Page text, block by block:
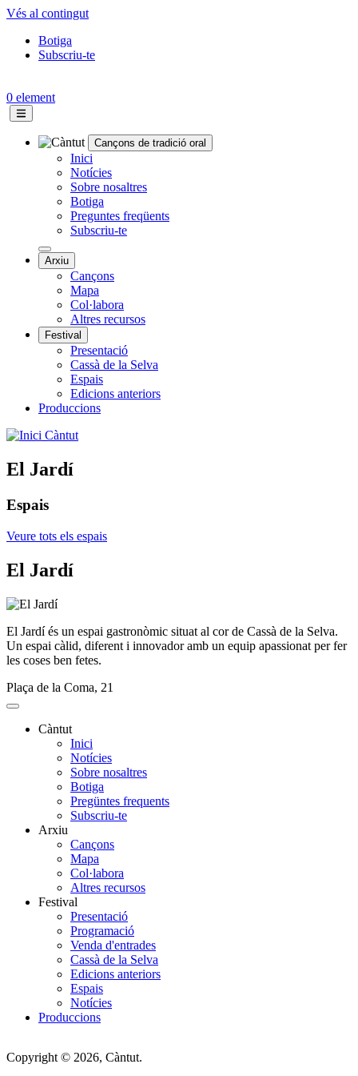
Vés al contingut
Topbar
Botiga
Subscriu-te
0 element
Navegació
principal
Cançons de tradició oral
Inici
Notícies
Sobre nosaltres
Botiga
Preguntes freqüents
Subscriu-te
Arxiu
Cançons
Mapa
Col·labora
Altres recursos
Festival
Presentació
Cassà de la Selva
Espais
Edicions anteriors
Produccions
Càntut
El Jardí
Espais
Veure tots els espais
El Jardí
El Jardí és un espai gastronòmic situat al cor de Cassà de la Selva.
Un espai càlid, diferent i innovador amb un equip apassionat per fer
les coses ben fetes.
Plaça de la Coma, 21
Càntut
Inici
Notícies
Sobre nosaltres
Botiga
Pregüntes frequents
Subscriu-te
Arxiu
Cançons
Mapa
Col·labora
Altres recursos
Festival
Presentació
Programació
Venda d'entrades
Cassà de la Selva
Edicions anteriors
Espais
Notícies
Produccions
Copyright © 2026, Càntut.